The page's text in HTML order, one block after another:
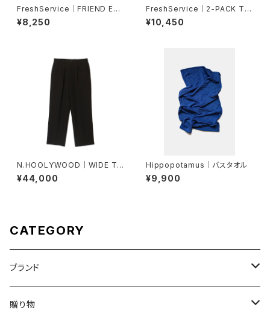
FreshService｜FRIEND EDI
TIONS CANVAS ZIP TOTE
BAG
¥8,250
FreshService｜2-PACK TE
CH SMOOTH CREW NECK
¥10,450
N.HOOLYWOOD｜WIDE TA
PERED EASY SLACKS｜PT0
6-095
¥44,000
Hippopotamus｜バスタオル
¥9,900
CATEGORY
ブランド
DON'T SLEEP
贈り物